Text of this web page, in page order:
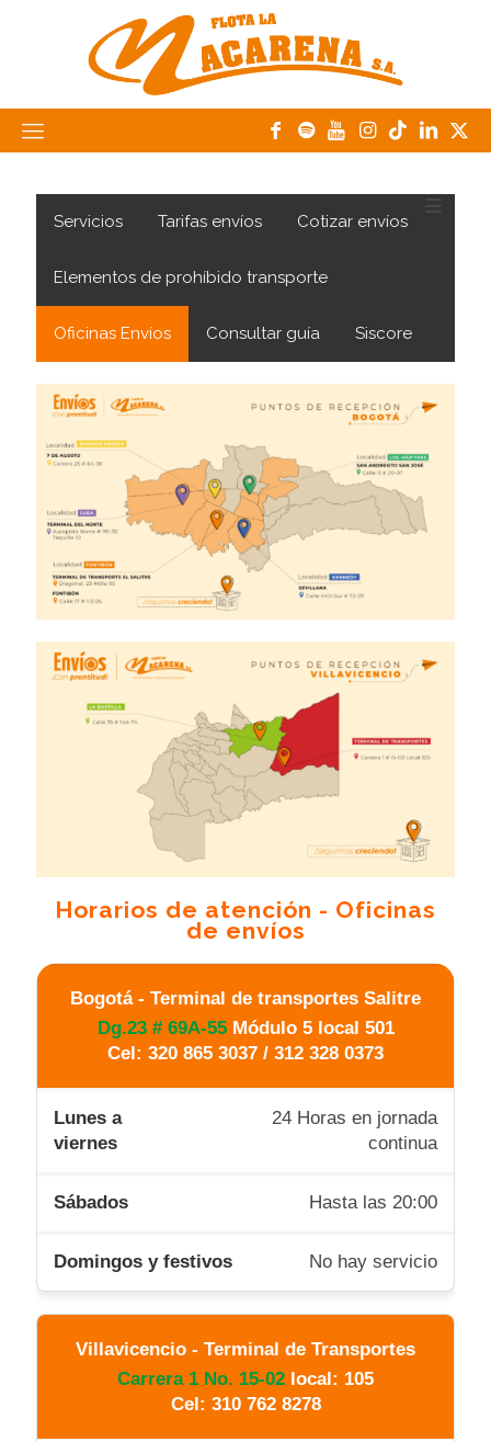
Servicios Tarifas envíos Cotizar envíos
Elementos de prohíbido transporte
Oficinas Envíos Consultar guía Siscore
Horarios de atención - Oficinas
de envíos
Bogotá - Terminal de transportes Salitre
Dg.23 # 69A-55Módulo 5 local 501
Cel: 320 865 3037 / 312 328 0373
24 Horas en jornada
continua
Hasta las 20:00
No hay servicio
Villavicencio - Terminal de Transportes
Carrera 1 No. 15-02 local: 105
Cel: 310 762 8278